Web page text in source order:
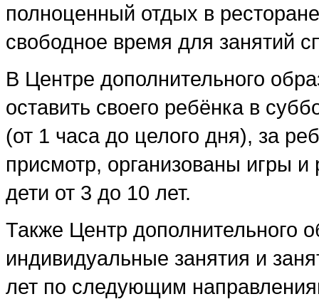
полноценный отдых в
свободное время для занятий
В Центре дополнительного
оставить своего ребёнка в
(от 1 часа до целого дня), за
присмотр, организованы игры
дети от 3 до 10 лет.
Также Центр дополнительного
индивидуальные занятия и
лет по следующим